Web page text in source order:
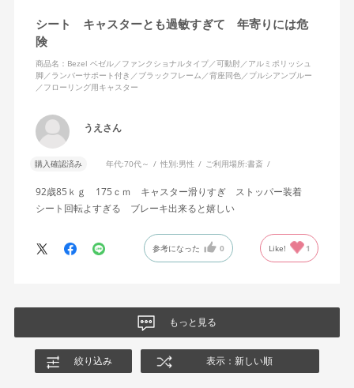
シート キャスターとも過敏すぎて 年寄りには危
険
商品名：Bezel ベゼル／ファンクショナルタイプ／可動肘／アルミポリッシュ
脚／ランバーサポート付き／ブラックフレーム／背座同色／プルシアンブルー
／フローリング用キャスター
うえさん
購入確認済み 年代:70代～ 性別:男性 ご利用場所:書斎
92歳85ｋｇ 175ｃｍ キャスター滑りすぎ ストッパー装着
シート回転よすぎる ブレーキ出来ると嬉しい
参考になった 0 Like! 1
もっと見る
絞り込み 表示：新しい順